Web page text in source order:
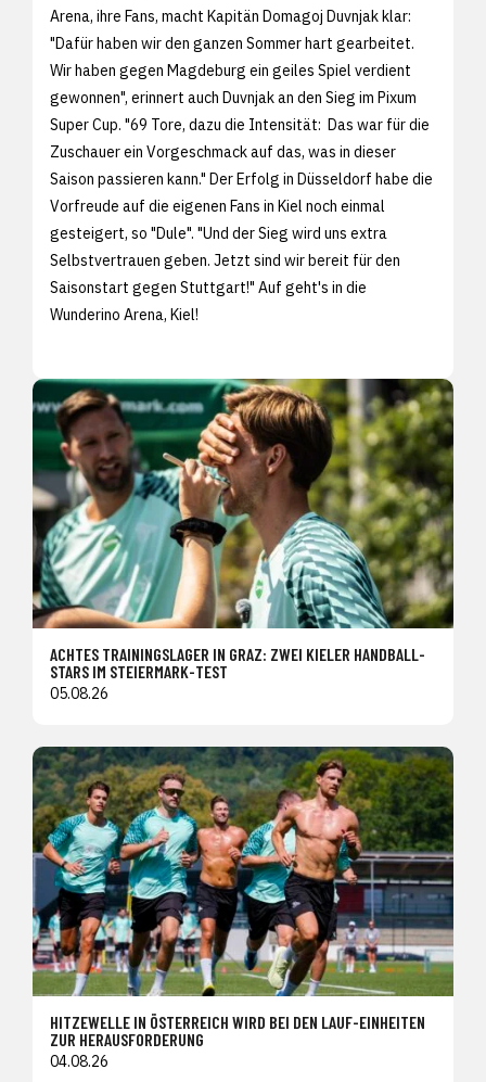
Arena, ihre Fans, macht Kapitän Domagoj Duvnjak klar:
"Dafür haben wir den ganzen Sommer hart gearbeitet.
Wir haben gegen Magdeburg ein geiles Spiel verdient
gewonnen", erinnert auch Duvnjak an den Sieg im Pixum
Super Cup. "69 Tore, dazu die Intensität: Das war für die
Zuschauer ein Vorgeschmack auf das, was in dieser
Saison passieren kann." Der Erfolg in Düsseldorf habe die
Vorfreude auf die eigenen Fans in Kiel noch einmal
gesteigert, so "Dule". "Und der Sieg wird uns extra
Selbstvertrauen geben. Jetzt sind wir bereit für den
Saisonstart gegen Stuttgart!" Auf geht's in die
Wunderino Arena, Kiel!
ACHTES TRAININGSLAGER IN GRAZ: ZWEI KIELER HANDBALL-
STARS IM STEIERMARK-TEST
05.08.26
HITZEWELLE IN ÖSTERREICH WIRD BEI DEN LAUF-EINHEITEN
ZUR HERAUSFORDERUNG
04.08.26